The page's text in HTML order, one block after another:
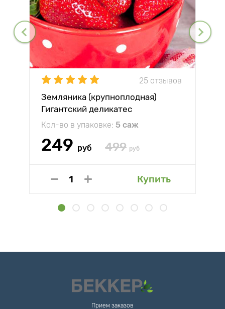
25 отзывов
Земляника (крупноплодная)
Гигантский деликатес
Кол-во в упаковке: 5 саж
249 руб 499 руб
Купить
Прием заказов